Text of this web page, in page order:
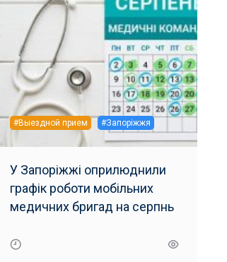
#Выездной прием #Запоріжжя
У Запоріжжі оприлюднили
графік роботи мобільних
медичних бригад на серпнь